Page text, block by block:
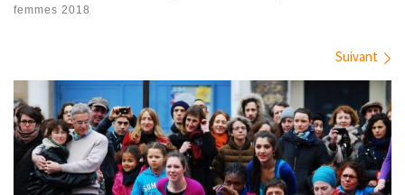
femmes 2018
Suivant